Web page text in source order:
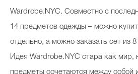
Wardrobe.NYC. Совместно с
14 предметов одежды – можно
отдельно, а можно заказать сет из
Идея Wardrobe.NYC стара как мир,
предметы сочетаются между собой